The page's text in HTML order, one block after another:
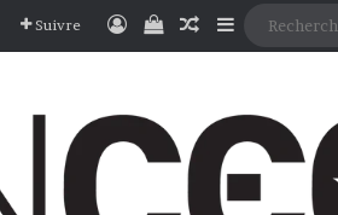
Suivre Connexion
Voir votre panier
ArticleSidebar